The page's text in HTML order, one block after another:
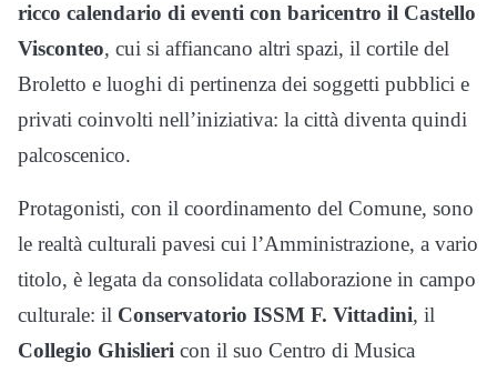
ricco calendario di eventi con baricentro il Castello
Visconteo, cui si affiancano altri spazi, il cortile del
Broletto e luoghi di pertinenza dei soggetti pubblici e
privati coinvolti nell’iniziativa: la città diventa quindi
palcoscenico.
Protagonisti, con il coordinamento del Comune, sono
le realtà culturali pavesi cui l’Amministrazione, a vario
titolo, è legata da consolidata collaborazione in campo
culturale: il Conservatorio ISSM F. Vittadini, il
Collegio Ghislieri con il suo Centro di Musica